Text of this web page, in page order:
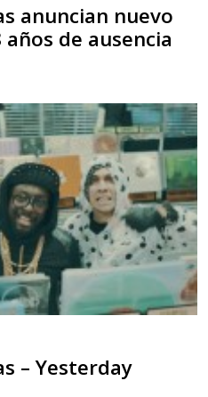
anuncian nuevo
de ausencia
– Yesterday